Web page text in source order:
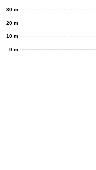
0 m
10 m
20 m
30 m